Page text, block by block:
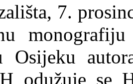
7.
Osijeku
odužuje se